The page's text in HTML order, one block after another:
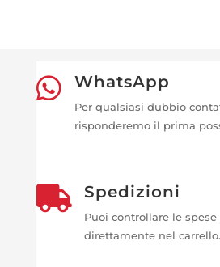
 WhatsApp
Per qualsiasi dubbio
risponderemo il prima
 Spedizioni
Puoi controllare le
direttamente nel carrello.